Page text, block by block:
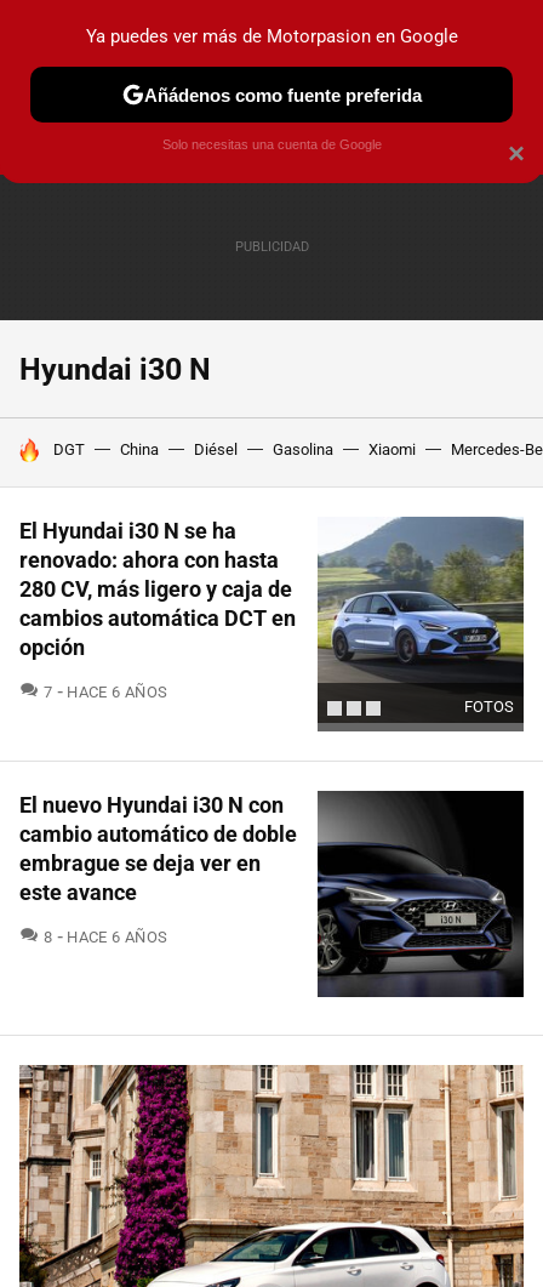
PRUEBAS COCHES ELÉCTRICOS OBSERVATORIO
Hyundai i30 N
HOY SE HABLA DE
DGT China Diésel Gasolina Xiaomi Mercedes-
FOTOS
El Hyundai i30 N se ha
renovado: ahora con hasta
280 CV, más ligero y caja de
cambios automática DCT en
opción
7 COMENTARIOS
HACE 6 AÑOS
El nuevo Hyundai i30 N con
cambio automático de doble
embrague se deja ver en
este avance
8 COMENTARIOS
HACE 6 AÑOS
×
Ya puedes ver más de Motorpasion en Google
Añádenos como fuente preferida
Solo necesitas una cuenta de Google